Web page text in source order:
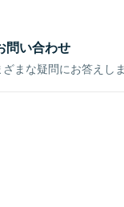
問い合わせ
まな疑問にお答えしま